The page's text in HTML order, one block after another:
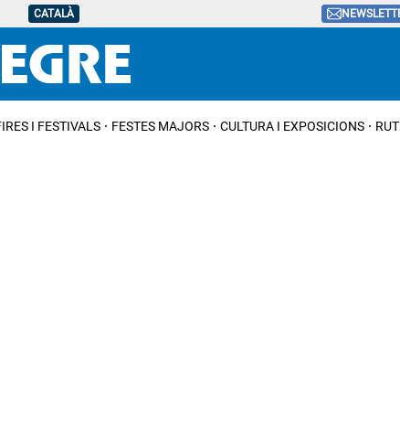
CATALÀ
I FESTIVALS FESTES MAJORS CULTURA I EXPOSICIONS